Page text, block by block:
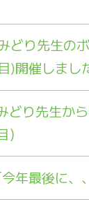
どり先生の
)開催しまし
どり先生か
）
今年最後に、